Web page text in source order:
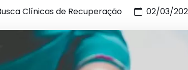
Clínicas de Recuperação 02/03/